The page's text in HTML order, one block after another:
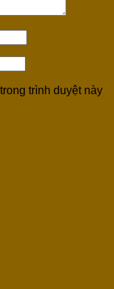
trình duyệt này